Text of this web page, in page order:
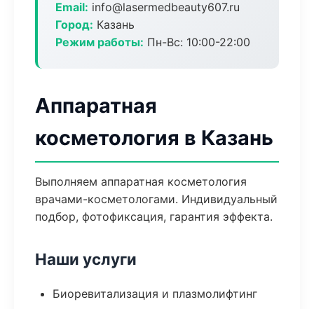
Email: info@lasermedbeauty607.ru
Город: Казань
Режим работы: Пн-Вс: 10:00-22:00
Аппаратная
косметология в Казань
Выполняем аппаратная косметология
врачами-косметологами. Индивидуальный
подбор, фотофиксация, гарантия эффекта.
Наши услуги
Биоревитализация и плазмолифтинг